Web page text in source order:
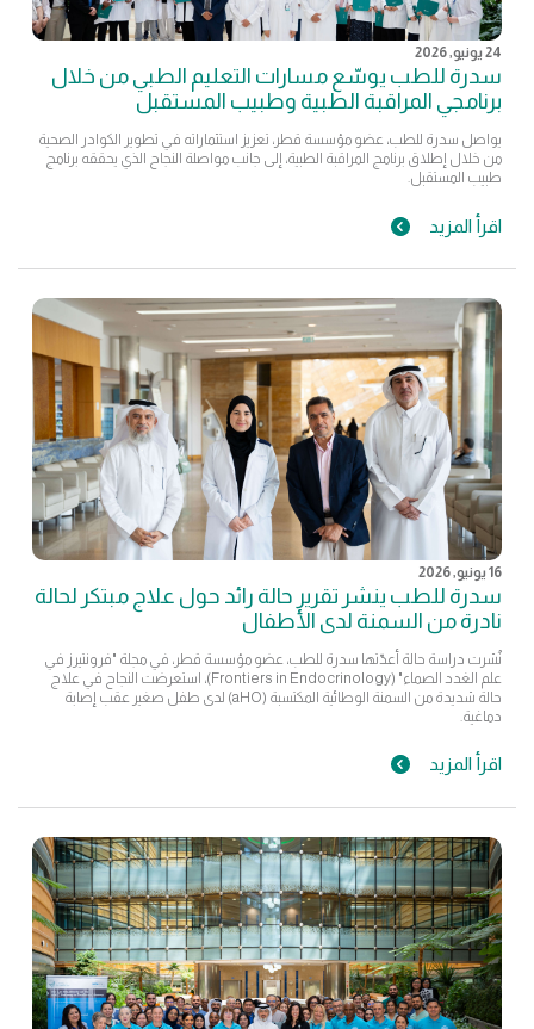
24 يونيو, 2026
سدرة للطب يوسّع مسارات التعليم الطبي من خلال
برنامجي المراقبة الطبية وطبيب المستقبل
يواصل سدرة للطب، عضو مؤسسة قطر، تعزيز استثماراته في تطوير الكوادر الصحية
من خلال إطلاق برنامج المراقبة الطبية، إلى جانب مواصلة النجاح الذي يحققه برنامج
طبيب المستقبل.
اقرأ المزيد
16 يونيو, 2026
سدرة للطب ينشر تقرير حالة رائد حول علاج مبتكر لحالة
نادرة من السمنة لدى الأطفال
نُشرت دراسة حالة أعدّتها سدرة للطب، عضو مؤسسة قطر، في مجلة "فرونتيرز في
علم الغدد الصماء" (Frontiers in Endocrinology)، استعرضت النجاح في علاج
حالة شديدة من السمنة الوطائية المكتسبة (aHO) لدى طفل صغير عقب إصابة
دماغية.
اقرأ المزيد